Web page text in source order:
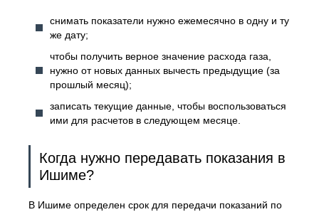
снимать показатели нужно ежемесячно в одну и ту
же дату;
чтобы получить верное значение расхода газа,
нужно от новых данных вычесть предыдущие (за
прошлый месяц);
записать текущие данные, чтобы воспользоваться
ими для расчетов в следующем месяце.
Когда нужно передавать показания в
Ишиме?
В Ишиме определен срок для передачи показаний по